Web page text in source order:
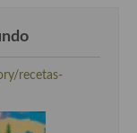
recetas-